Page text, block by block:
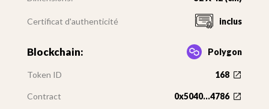
Certificat d'authenticité inclus
Blockchain: Polygon
Token ID 168
Contract 0x5040...4786